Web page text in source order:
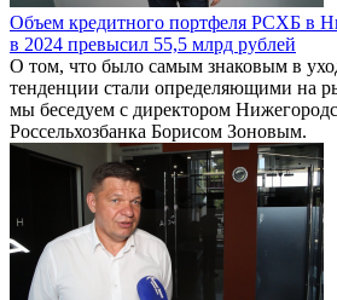
Объем кредитного портфеля РСХБ в
в 2024 превысил 55,5 млрд рублей
О том, что было самым знаковым в
тенденции стали определяющими на
мы беседуем с директором
Россельхозбанка Борисом Зоновым.